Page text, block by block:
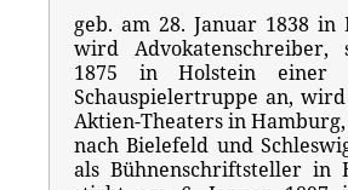
geb. am 28. Januar 1838
wird Advokatenschreiber,
1875 in Holstein einer
Schauspielertruppe an,
Aktien-Theaters in
nach Bielefeld und
als Bühnenschriftsteller in